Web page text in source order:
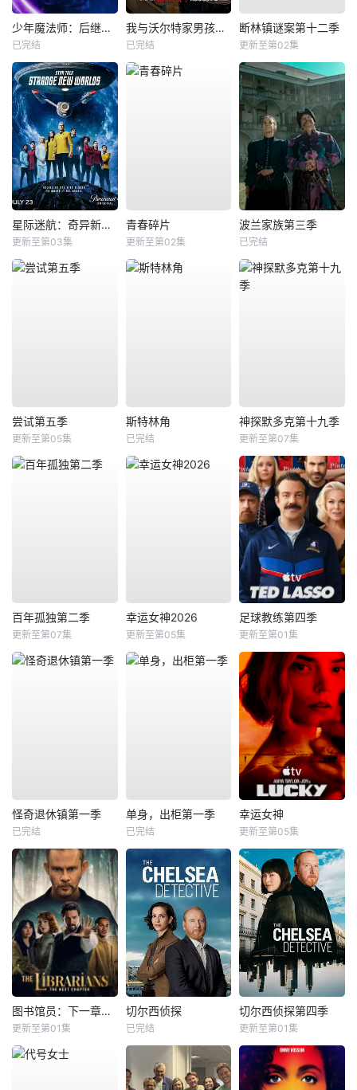
少年魔法师：后继者第三季
已完结
我与沃尔特家男孩的生活第三季
已完结
断林镇谜案第十二季
更新至第02集
星际迷航：奇异新世界第四季
更新至第03集
青春碎片
更新至第02集
波兰家族第三季
已完结
尝试第五季
更新至第05集
斯特林角
已完结
神探默多克第十九季
更新至第07集
百年孤独第二季
更新至第07集
幸运女神2026
更新至第05集
足球教练第四季
更新至第01集
怪奇退休镇第一季
已完结
单身，出柜第一季
已完结
幸运女神
更新至第05集
图书馆员：下一章第二季
更新至第01集
切尔西侦探
已完结
切尔西侦探第四季
更新至第01集